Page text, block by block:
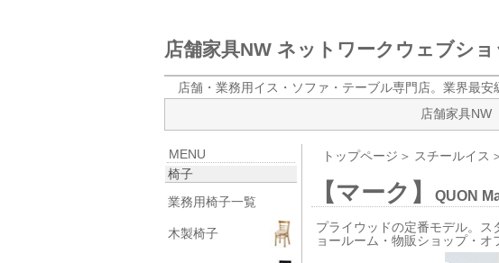
店舗家具NW ネットワークウェブシ
店舗・業務用イス・ソファ・テーブル専門店。業界最安
店舗家具NW
MENU
椅子
業務用椅子一覧
木製椅子
トップページ ＞ スチールイス ＞
【マーク】QUON
プライウッドの定番モデル。
ョールーム・物販ショップ・オ